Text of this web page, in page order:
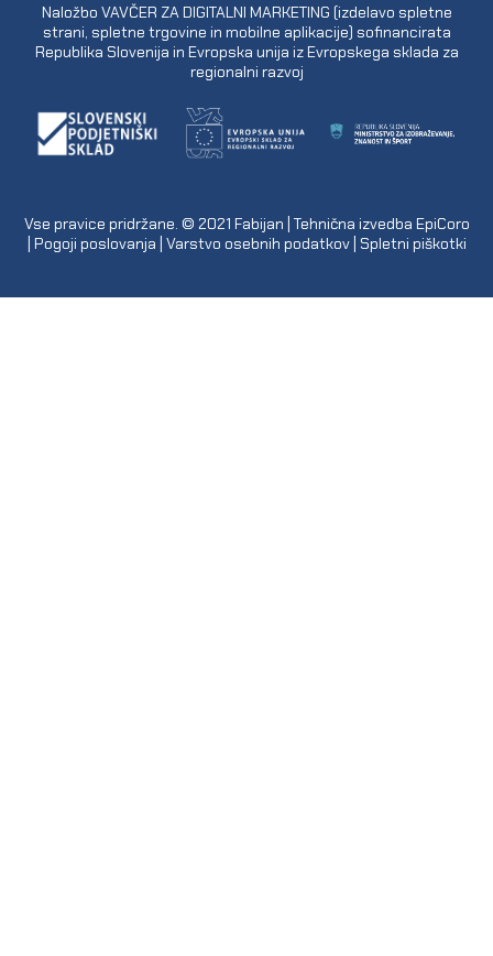
Naložbo VAVČER ZA DIGITALNI MARKETING (izdelavo spletne
strani, spletne trgovine in mobilne aplikacije) sofinancirata
Republika Slovenija in Evropska unija iz Evropskega sklada za
regionalni razvoj
Vse pravice pridržane. © 2021 Fabijan | Tehnična izvedba EpiCoro
Pogoji poslovanja Varstvo osebnih podatkov| Spletni piškotki